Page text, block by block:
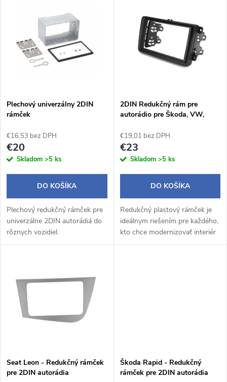
e
p
r
d
u
Abecedne
p
s
p
r
o
d
u
k
Plechový univerzálny 2DIN
rámček
€16,53 bez DPH
€20
Skladom >5 ks
DO KOŠÍKA
Plechový redukčný rámček pre
univerzálne 2DIN autorádiá do
rôznych vozidiel.
2DIN Redukčný rám pre
autorádio pre Škoda, VW,
€19,01 bez DPH
€23
Skladom >5 ks
DO KOŠÍKA
Redukčný plastový rámček je
ideálnym riešením pre každého,
kto chce modernizovať interiér
vozidla inštaláciou nového
Seat Leon - Redukčný rámček
pre 2DIN autorádia
Škoda Rapid - Redukčný
rámček pre 2DIN autorádia